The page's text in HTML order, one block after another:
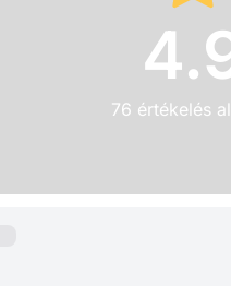
76 értékelés